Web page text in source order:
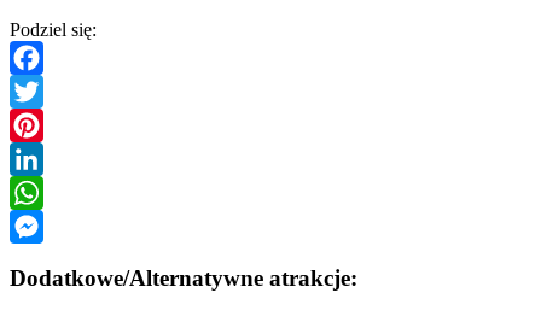
Podziel się:
Facebook
Twitter
Pinterest
LinkedIn
WhatsApp
Dodatkowe/Alternatywne atrakcje: